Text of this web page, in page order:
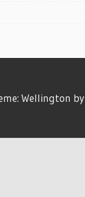
Wellington by